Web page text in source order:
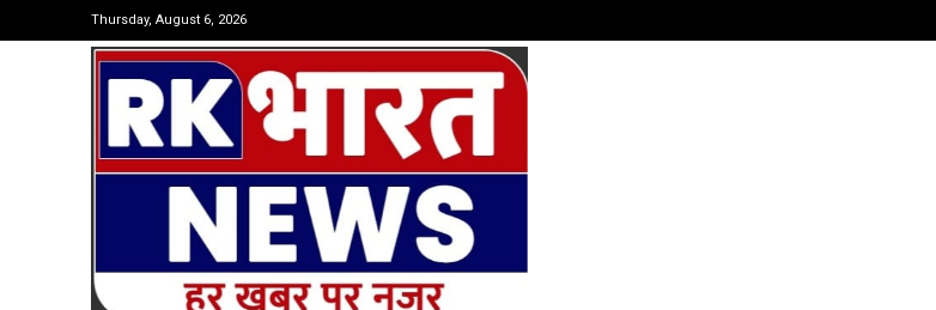
Thursday, August 6, 2026